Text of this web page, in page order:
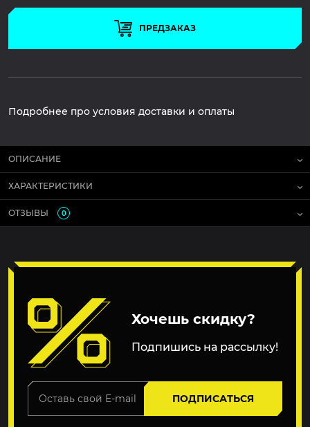
ПРЕДЗАКАЗ
Подробнее про условия доставки и оплаты
ОПИСАНИЕ
ХАРАКТЕРИСТИКИ
ОТЗЫВЫ 0
Хочешь скидку?
Подпишись на рассылку!
ПОДПИСАТЬСЯ